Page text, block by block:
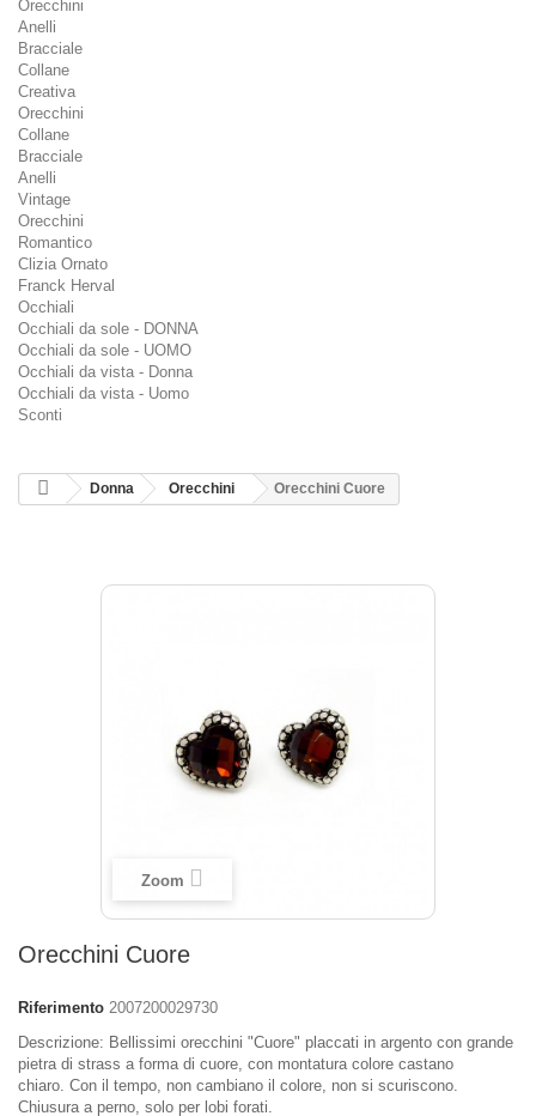
Orecchini
Anelli
Bracciale
Collane
Creativa
Orecchini
Collane
Bracciale
Anelli
Vintage
Orecchini
Romantico
Clizia Ornato
Franck Herval
Occhiali
Occhiali da sole - DONNA
Occhiali da sole - UOMO
Occhiali da vista - Donna
Occhiali da vista - Uomo
Sconti
Donna Orecchini Orecchini Cuore
Zoom
Orecchini Cuore
Riferimento 2007200029730
Descrizione: Bellissimi orecchini "Cuore" placcati in argento con grande
pietra di strass a forma di cuore, con montatura colore castano
chiaro. Con il tempo, non cambiano il colore, non si scuriscono.
Chiusura a perno, solo per lobi forati.